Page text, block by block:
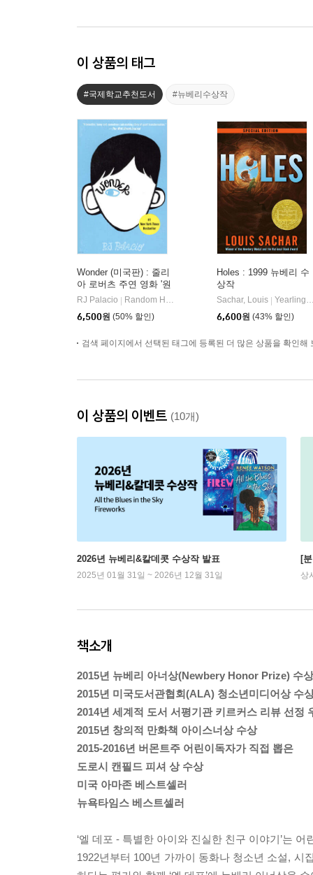
이 상품의 태그
#국제학교추천도서 #뉴베리수상작
Wonder (미국판) : 줄리
아 로버츠 주연 영화 '원
더' 원작 소설
RJ Palacio
Random House
6,500원 (50% 할인)
Holes : 1999 뉴베리 수
상작
Sachar, Louis
Yearling Books
6,600원 (43% 할인)
검색 페이지에서 선택된 태그에 등록된 더 많은 상품을 확인해
이 상품의 이벤트 (10개)
2026년 뉴베리&칼데콧 수상작 발표
2025년 01월 31일 ~ 2026년 12월 31일
[
상
책소개
2015년 뉴베리 아너상(Newbery Honor Prize) 수
2015년 미국도서관협회(ALA) 청소년미디어상 수
2014년 세계적 도서 서평기관 키르커스 리뷰 선정
2015년 창의적 만화책 아이스너상 수상
2015-2016년 버몬트주 어린이독자가 직접 뽑은
도로시 캔필드 피셔 상 수상
미국 아마존 베스트셀러
뉴욕타임스 베스트셀러
‘엘 데포 - 특별한 아이와 진실한 친구 이야기’는
1922년부터 100년 가까이 동화나 청소년 소설, 시